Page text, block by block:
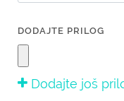
DODAJTE PRILOG
Dodajte još